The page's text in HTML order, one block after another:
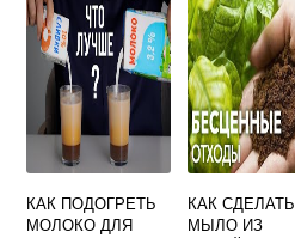
КАК ПОДОГРЕТЬ
МОЛОКО ДЛЯ
КАК СДЕЛАТЬ
МЫЛО ИЗ